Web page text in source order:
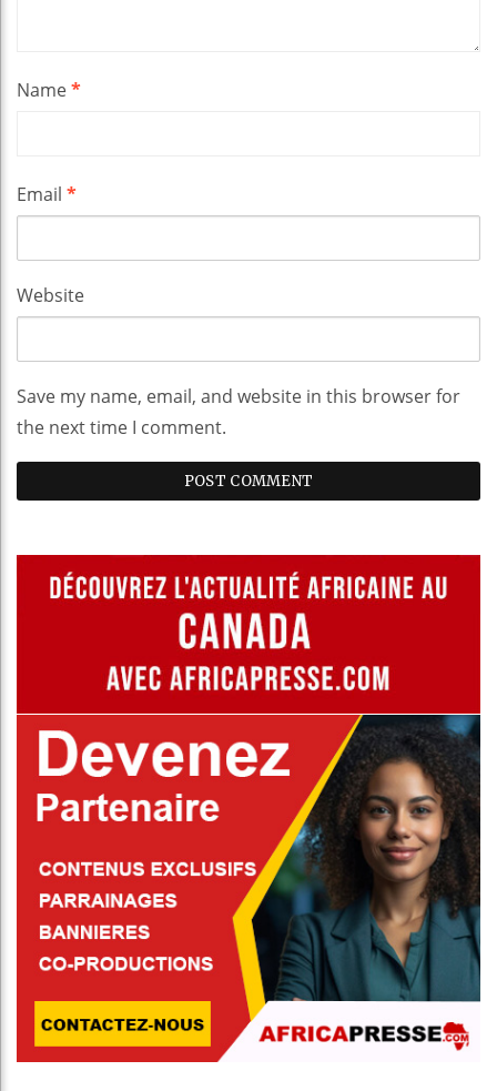
Name*
Email *
Website
Save my name, email, and website in this browser for
the next time I comment.